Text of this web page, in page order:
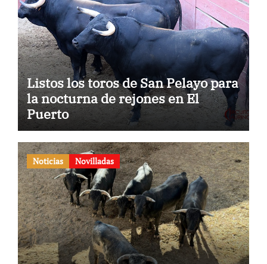
Listos los toros de San Pelayo para
la nocturna de rejones en El
Puerto
Noticias Novilladas